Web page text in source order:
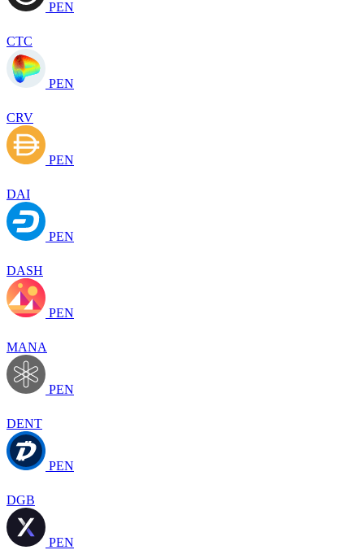
PEN
CTC
PEN
CRV
PEN
DAI
PEN
DASH
PEN
MANA
PEN
DENT
PEN
DGB
PEN